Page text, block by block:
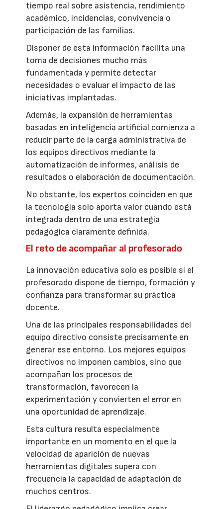
tiempo real sobre asistencia, rendimiento
académico, incidencias, convivencia o
participación de las familias.
Disponer de esta información facilita una
toma de decisiones mucho más
fundamentada y permite detectar
necesidades o evaluar el impacto de las
iniciativas implantadas.
Además, la expansión de herramientas
basadas en inteligencia artificial comienza a
reducir parte de la carga administrativa de
los equipos directivos mediante la
automatización de informes, análisis de
resultados o elaboración de documentación.
No obstante, los expertos coinciden en que
la tecnología solo aporta valor cuando está
integrada dentro de una estrategia
pedagógica claramente definida.
El reto de acompañar al profesorado
La innovación educativa solo es posible si el
profesorado dispone de tiempo, formación y
confianza para transformar su práctica
docente.
Una de las principales responsabilidades del
equipo directivo consiste precisamente en
generar ese entorno. Los mejores equipos
directivos no imponen cambios, sino que
acompañan los procesos de
transformación, favorecen la
experimentación y convierten el error en
una oportunidad de aprendizaje.
Esta cultura resulta especialmente
importante en un momento en el que la
velocidad de aparición de nuevas
herramientas digitales supera con
frecuencia la capacidad de adaptación de
muchos centros.